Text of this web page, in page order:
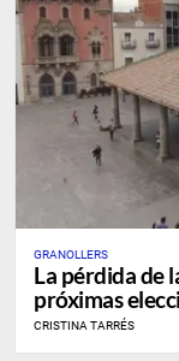
GRANOLLERS
La pérdida de
próximas
CRISTINA TARRÉS